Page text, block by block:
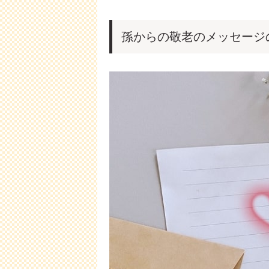
孫からの敬老のメッセージ